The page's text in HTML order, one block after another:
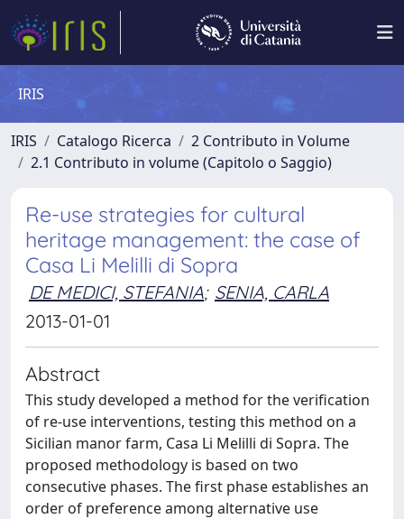
IRIS
IRIS Catalogo Ricerca
2 Contributo in Volume
2.1 Contributo in volume (Capitolo o Saggio)
Re-use strategies for cultural
heritage management: the case of
Casa Li Melilli di Sopra
DE MEDICI, STEFANIA; SENIA, CARLA
2013-01-01
Abstract
This study developed a method for the verification
of re-use interventions, testing this method on a
Sicilian manor farm, Casa Li Melilli di Sopra. The
proposed methodology is based on two
consecutive phases. The first phase establishes an
order of preference among alternative use